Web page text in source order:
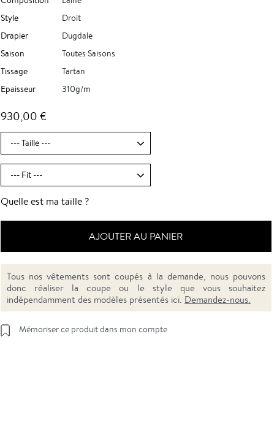
Style
Droit
Drapier
Dugdale
Saison
Toutes Saisons
Tissage
Tartan
Epaisseur
310g/m
930,00 €
Quelle est ma taille ?
AJOUTER AU PANIER
Tous nos vêtements sont coupés à la demande, nous pouvons
donc réaliser la coupe ou le style que vous souhaitez
indépendamment des modèles présentés ici. Demandez-nous.
Mémoriser ce produit dans mon compte